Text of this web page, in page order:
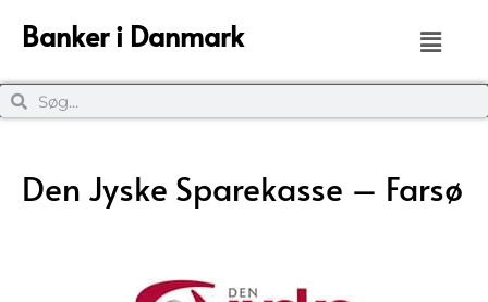
Banker i Danmark
Den Jyske Sparekasse – Farsø